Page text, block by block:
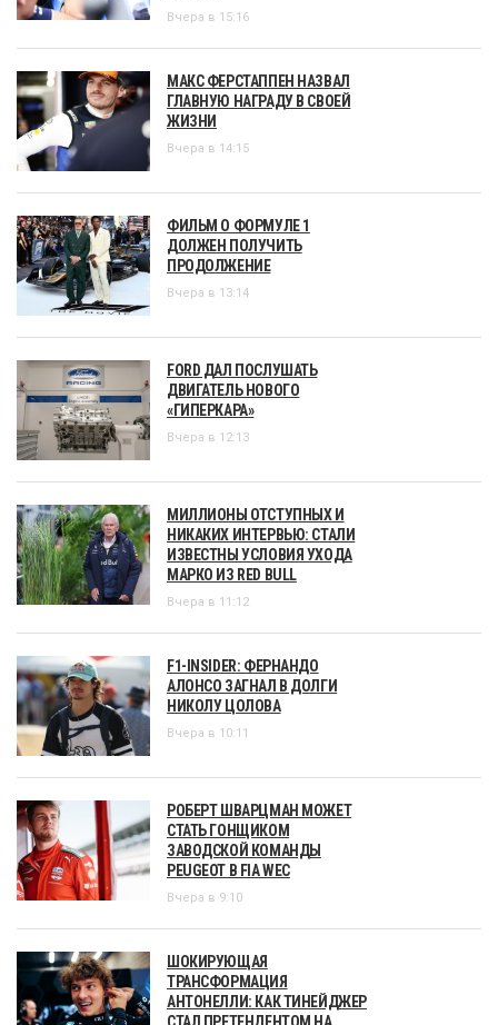
Вчера в 15:16
МАКС ФЕРСТАППЕН НАЗВАЛ
ГЛАВНУЮ НАГРАДУ В СВОЕЙ
ЖИЗНИ
Вчера в 14:15
ФИЛЬМ О ФОРМУЛЕ 1
ДОЛЖЕН ПОЛУЧИТЬ
ПРОДОЛЖЕНИЕ
Вчера в 13:14
FORD ДАЛ ПОСЛУШАТЬ
ДВИГАТЕЛЬ НОВОГО
«ГИПЕРКАРА»
Вчера в 12:13
МИЛЛИОНЫ ОТСТУПНЫХ И
НИКАКИХ ИНТЕРВЬЮ: СТАЛИ
ИЗВЕСТНЫ УСЛОВИЯ УХОДА
МАРКО ИЗ RED BULL
Вчера в 11:12
F1-INSIDER: ФЕРНАНДО
АЛОНСО ЗАГНАЛ В ДОЛГИ
НИКОЛУ ЦОЛОВА
Вчера в 10:11
РОБЕРТ ШВАРЦМАН МОЖЕТ
СТАТЬ ГОНЩИКОМ
ЗАВОДСКОЙ КОМАНДЫ
PEUGEOT В FIA WEC
Вчера в 9:10
ШОКИРУЮЩАЯ
ТРАНСФОРМАЦИЯ
АНТОНЕЛЛИ: КАК ТИНЕЙДЖЕР